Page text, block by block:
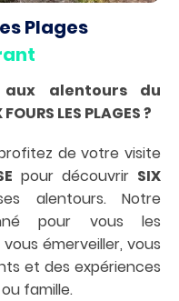
Plages
alentours du
LES PLAGES ?
de votre visite
pour découvrir SIX
alentours. Notre
pour vous les
émerveiller, vous
et des expériences
famille.